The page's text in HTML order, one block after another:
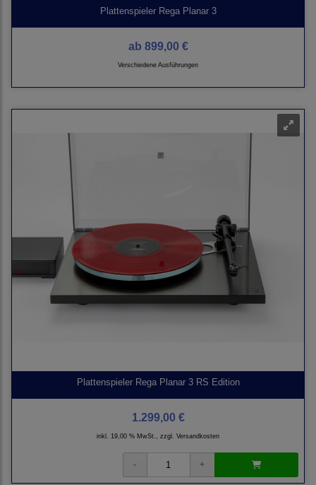
Plattenspieler Rega Planar 3
ab 899,00 €
Verschiedene Ausführungen
Plattenspieler Rega Planar 3 RS Edition
1.299,00 €
inkl. 19,00 % MwSt., zzgl. Versandkosten